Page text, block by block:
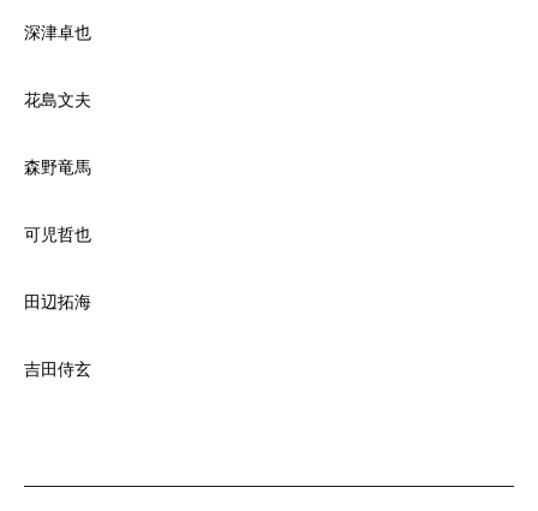
深津卓也
花島文夫
森野竜馬
可児哲也
田辺拓海
吉田侍玄